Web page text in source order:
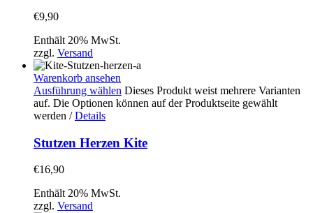
€9,90
Enthält 20% MwSt.
zzgl. Versand
Warenkorb ansehen
Ausführung wählen Dieses Produkt weist mehrere Varianten
auf. Die Optionen können auf der Produktseite gewählt
werden / Details
Stutzen Herzen Kite
€16,90
Enthält 20% MwSt.
zzgl. Versand